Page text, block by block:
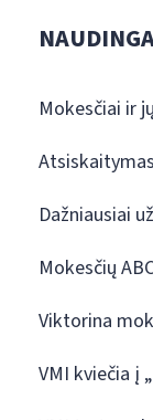
Mokesčiai ir
Dažniausiai
Mokesčių
Viktorina
VMI kviečia į